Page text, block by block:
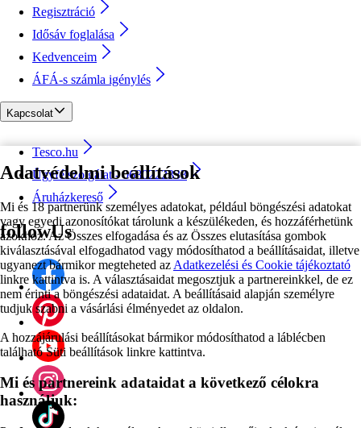
Adatvédelmi beállítások
Mi és 18 partnerünk személyes adatokat, például böngészési adatokat
vagy egyedi azonosítókat tárolunk a készülékeden, és hozzáférhetünk
azokhoz. Az Összes elfogadása és az Összes elutasítása gombok
kiválasztásával elfogadhatod vagy módosíthatod a beállításaidat, illetve
ugyanezt bármikor megteheted az Adatkezelési és Cookie tájékoztató
linkre kattintva is. A választásaidat megosztjuk a partnereinkkel, de ez
nem érinti a böngészési adataidat. A beállításaid alapján személyre
tudjuk szabni a vásárlási élményedet az oldalon.
A hozzájárulási beállításokat bármikor módosíthatod a láblécben
található Süti beállítások linkre kattintva.
Mi és partnereink adataidat a következő célokra
használjuk:
Regisztráció
Idősáv foglalása
Kedvenceim
ÁFÁ-s számla igénylés
Kapcsolat
Tesco.hu
Ügyfélszolgálat - 0680222333
Áruházkereső
followUs